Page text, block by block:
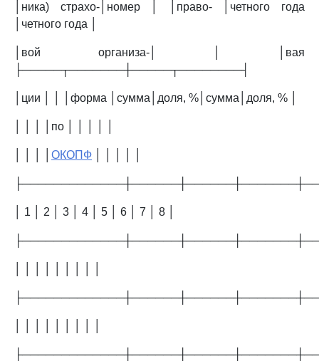
│ника) страхо-│номер │ │право- │четного года
│четного года │
│вой организа-│ │ │вая
├─────┬───────┼─────┬────────┤
│ции │ │ │форма │сумма│доля, %│сумма│доля, % │
│ │ │ │по │ │ │ │ │
ОКОПФ
│ 1 │ 2 │ 3 │ 4 │ 5 │ 6 │ 7 │ 8 │